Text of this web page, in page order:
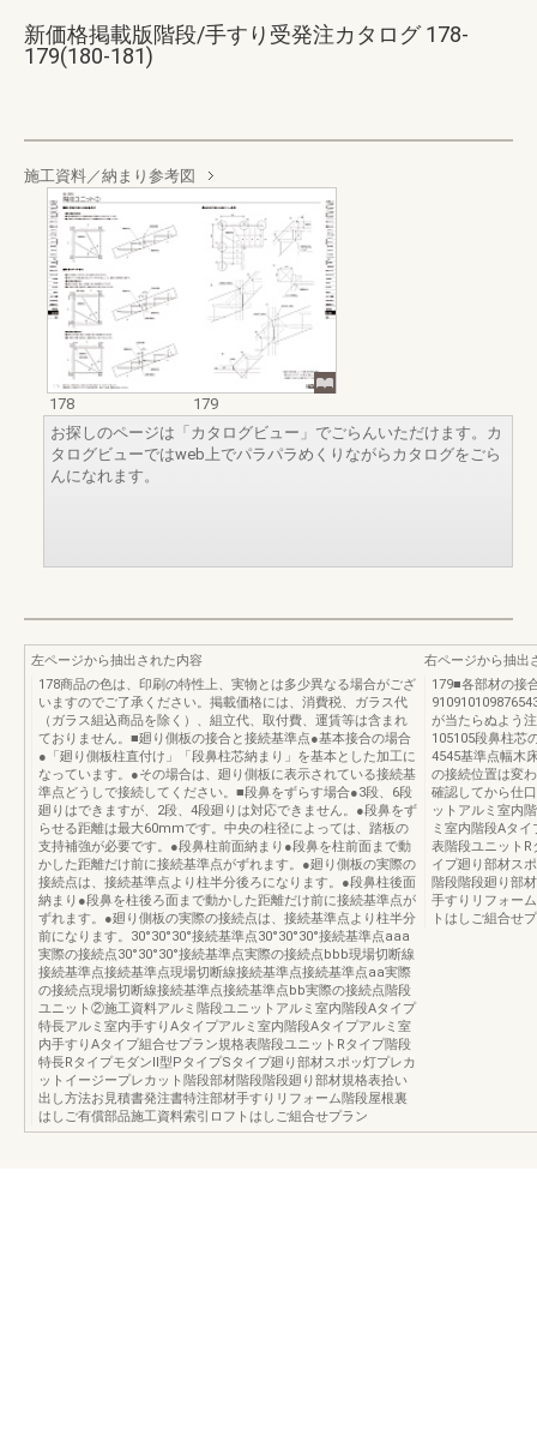
新価格掲載版階段/手すり受発注カタログ 178-
179(180-181)
施工資料／納まり参考図
178
179
お探しのページは「カタログビュー」でごらんいただけます。カ
タログビューではweb上でパラパラめくりながらカタログをごら
んになれます。
左ページから抽出された内容
178商品の色は、印刷の特性上、実物とは多少異なる場合がござ
いますのでご了承ください。掲載価格には、消費税、ガラス代
（ガラス組込商品を除く）、組立代、取付費、運賃等は含まれ
ておりません。■廻り側板の接合と接続基準点●基本接合の場合
●「廻り側板柱直付け」「段鼻柱芯納まり」を基本とした加工に
なっています。●その場合は、廻り側板に表示されている接続基
準点どうしで接続してください。■段鼻をずらす場合●3段、6段
廻りはできますが、2段、4段廻りは対応できません。●段鼻をず
らせる距離は最大60mmです。中央の柱径によっては、踏板の
支持補強が必要です。●段鼻柱前面納まり●段鼻を柱前面まで動
かした距離だけ前に接続基準点がずれます。●廻り側板の実際の
接続点は、接続基準点より柱半分後ろになります。●段鼻柱後面
納まり●段鼻を柱後ろ面まで動かした距離だけ前に接続基準点が
ずれます。●廻り側板の実際の接続点は、接続基準点より柱半分
前になります。30°30°30°接続基準点30°30°30°接続基準点aaa
実際の接続点30°30°30°接続基準点実際の接続点bbb現場切断線
接続基準点接続基準点現場切断線接続基準点接続基準点aa実際
の接続点現場切断線接続基準点接続基準点bb実際の接続点階段
ユニット②施工資料アルミ階段ユニットアルミ室内階段Aタイプ
特長アルミ室内手すりAタイプアルミ室内階段Aタイプアルミ室
内手すりAタイプ組合せプラン規格表階段ユニットRタイプ階段
特長RタイプモダンⅡ型PタイプSタイプ廻り部材スポッ灯プレカ
ットイージープレカット階段部材階段階段廻り部材規格表拾い
出し方法お見積書発注書特注部材手すりリフォーム階段屋根裏
はしご有償部品施工資料索引ロフトはしご組合せプラン
右ページから抽出
179■各部材の接
が当たらぬよう
105105段鼻柱芯
4545基準点幅木
の接続位置は変
確認してから仕
ットアルミ室内
ミ室内階段Aタ
表階段ユニット
イプ廻り部材ス
階段階段廻り部
手すりリフォー
トはしご組合せ